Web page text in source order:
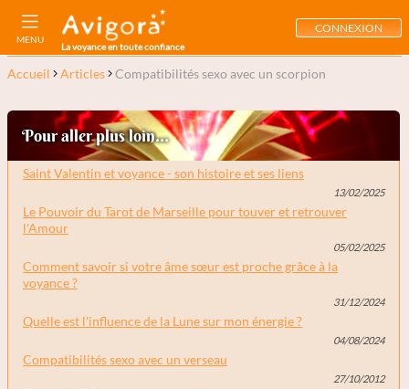
MENU
La voyance en toute confiance
CONNEXION
Accueil Articles Compatibilités sexo avec un scorpion
Pour aller plus loin...
Saint Valentin et voyance - son histoire et ses liens
13/02/2025
Le Pouvoir du Tarot de Marseille pour touver et retrouver
l'Amour
05/02/2025
Comment savoir si votre âme sœur est proche grâce à la
voyance ?
31/12/2024
Quelle est l'influence de la Lune sur mon énergie ?
04/08/2024
Compatibilités sexo avec un verseau
27/10/2012